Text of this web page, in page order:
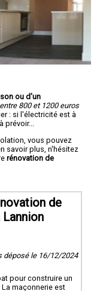
ou d'un
entre 800 et 1200 euros
: si l'électricité est à
vous pouvez
savoir plus, n'hésitez
rénovation de
de
déposé le 16/12/2024
pour construire un
maçonnerie est